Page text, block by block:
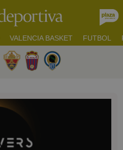
VALENCIA BASKET FUTBOL